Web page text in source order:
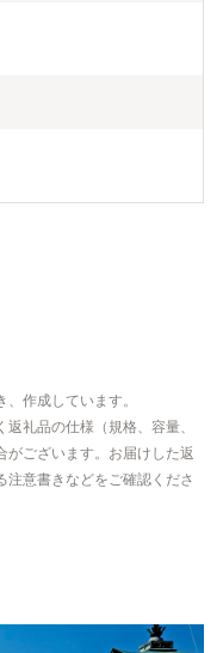
作成しています。
礼品の仕様（規格、容量、
がございます。お届けした返
注意書きなどをご確認くださ